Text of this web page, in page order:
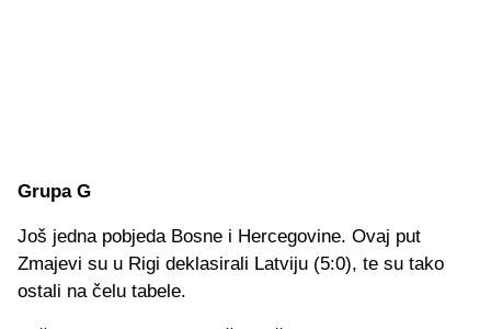
Grupa G
Još jedna pobjeda Bosne i Hercegovine. Ovaj put
Zmajevi su u Rigi deklasirali Latviju (5:0), te su tako
ostali na čelu tabele.